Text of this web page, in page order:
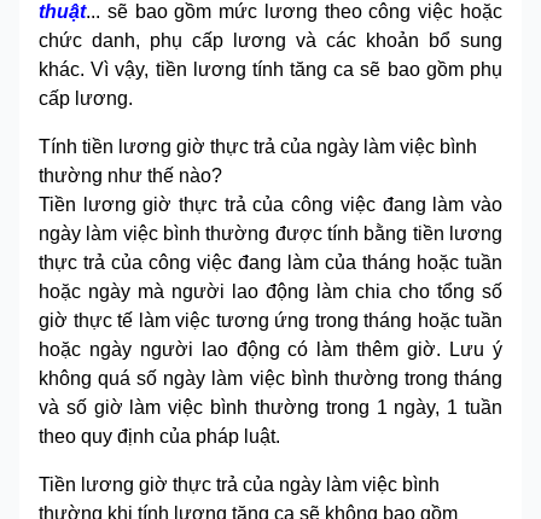
thuật... sẽ bao gồm mức lương theo công việc hoặc
chức danh, phụ cấp lương và các khoản bổ sung
khác. Vì vậy, tiền lương tính tăng ca sẽ bao gồm phụ
cấp lương.
Tính tiền lương giờ thực trả của ngày làm việc bình
thường như thế nào?
Tiền lương giờ thực trả của công việc đang làm vào
ngày làm việc bình thường được tính bằng tiền lương
thực trả của công việc đang làm của tháng hoặc tuần
hoặc ngày mà người lao động làm chia cho tổng số
giờ thực tế làm việc tương ứng trong tháng hoặc tuần
hoặc ngày người lao động có làm thêm giờ. Lưu ý
không quá số ngày làm việc bình thường trong tháng
và số giờ làm việc bình thường trong 1 ngày, 1 tuần
theo quy định của pháp luật.
Tiền lương giờ thực trả của ngày làm việc bình
thường khi tính lương tăng ca sẽ không bao gồm